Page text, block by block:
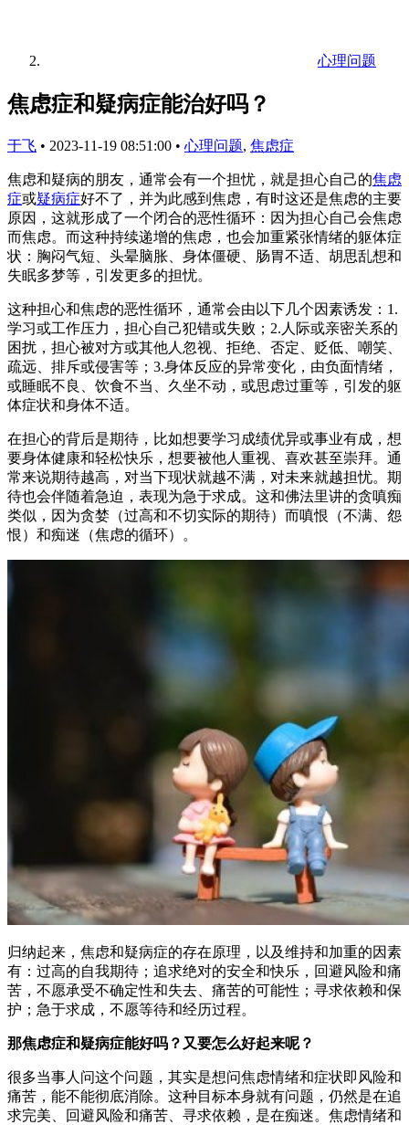
心理问题
焦虑症和疑病症能治好吗？
于飞 • 2023-11-19 08:51:00 • 心理问题, 焦虑症
焦虑和疑病的朋友，通常会有一个担忧，就是担心自己的焦虑
症或疑病症好不了，并为此感到焦虑，有时这还是焦虑的主要
原因，这就形成了一个闭合的恶性循环：因为担心自己会焦虑
而焦虑。而这种持续递增的焦虑，也会加重紧张情绪的躯体症
状：胸闷气短、头晕脑胀、身体僵硬、肠胃不适、胡思乱想和
失眠多梦等，引发更多的担忧。
这种担心和焦虑的恶性循环，通常会由以下几个因素诱发：1.
学习或工作压力，担心自己犯错或失败；2.人际或亲密关系的
困扰，担心被对方或其他人忽视、拒绝、否定、贬低、嘲笑、
疏远、排斥或侵害等；3.身体反应的异常变化，由负面情绪，
或睡眠不良、饮食不当、久坐不动，或思虑过重等，引发的躯
体症状和身体不适。
在担心的背后是期待，比如想要学习成绩优异或事业有成，想
要身体健康和轻松快乐，想要被他人重视、喜欢甚至崇拜。通
常来说期待越高，对当下现状就越不满，对未来就越担忧。期
待也会伴随着急迫，表现为急于求成。这和佛法里讲的贪嗔痴
类似，因为贪婪（过高和不切实际的期待）而嗔恨（不满、怨
恨）和痴迷（焦虑的循环）。
归纳起来，焦虑和疑病症的存在原理，以及维持和加重的因素
有：过高的自我期待；追求绝对的安全和快乐，回避风险和痛
苦，不愿承受不确定性和失去、痛苦的可能性；寻求依赖和保
护；急于求成，不愿等待和经历过程。
那焦虑症和疑病症能好吗？又要怎么好起来呢？
很多当事人问这个问题，其实是想问焦虑情绪和症状即风险和
痛苦，能不能彻底消除。这种目标本身就有问题，仍然是在追
求完美、回避风险和痛苦、寻求依赖，是在痴迷。焦虑情绪和